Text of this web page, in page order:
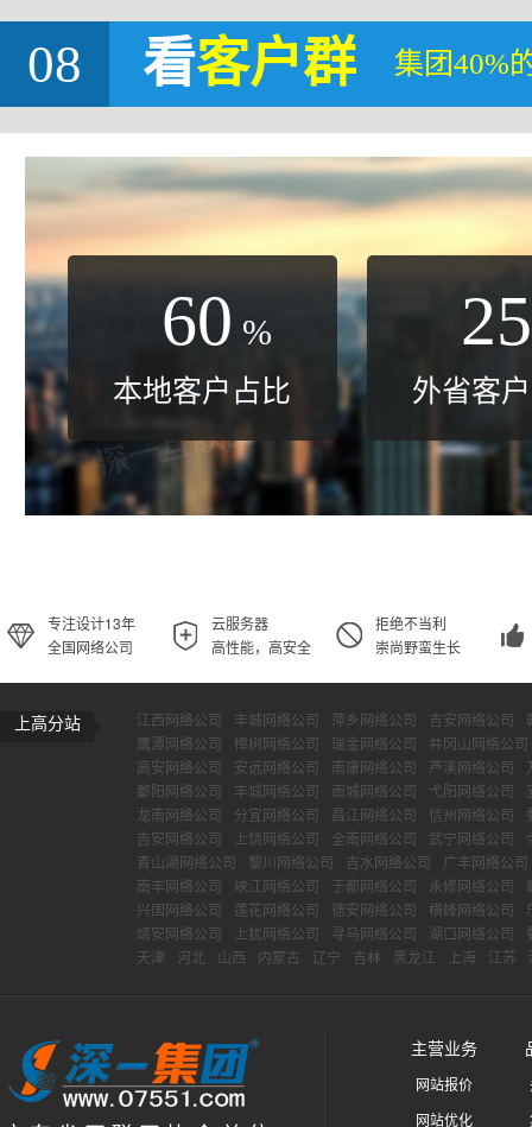
08 看客户群 集团40%
60 %
本地客户占比
25
外省客
专注设计13年
全国网络公司
云服务器
高性能，高安全
拒绝不当利
崇尚野蛮生长
上高分站 江西网络公司 丰城网络公司 萍乡网络公司 吉安网络公司
鹰潭网络公司
樟树网络公司 瑞金网络公司
井冈山网络公司
高安网络公司
安远网络公司 南康网络公司 芦溪网络公司
鄱阳网络公司
丰城网络公司 南城网络公司 弋阳网络公司
龙南网络公司
分宜网络公司 昌江网络公司 信州网络公司
吉安网络公司
上饶网络公司 全南网络公司 武宁网络公司
青山湖网络公司
黎川网络公司 吉水网络公司
广丰网络公司
南丰网络公司
峡江网络公司 于都网络公司 永修网络公司
兴国网络公司
莲花网络公司 德安网络公司 横峰网络公司
靖安网络公司
上犹网络公司 寻乌网络公司 湖口网络公司
天津
河北 山西 内蒙古 辽宁 吉林 黑龙江 上海 江苏
主营业务
网站报价
网站优化